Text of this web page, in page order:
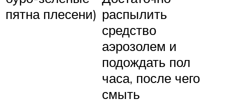
пятна плесени) распылить
средство
аэрозолем и
подождать пол
часа, после чего
смыть